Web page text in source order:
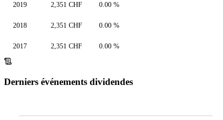
2019 2,351 CHF 0.00 %
2018 2,351 CHF 0.00 %
2017 2,351 CHF 0.00 %
Derniers événements dividendes